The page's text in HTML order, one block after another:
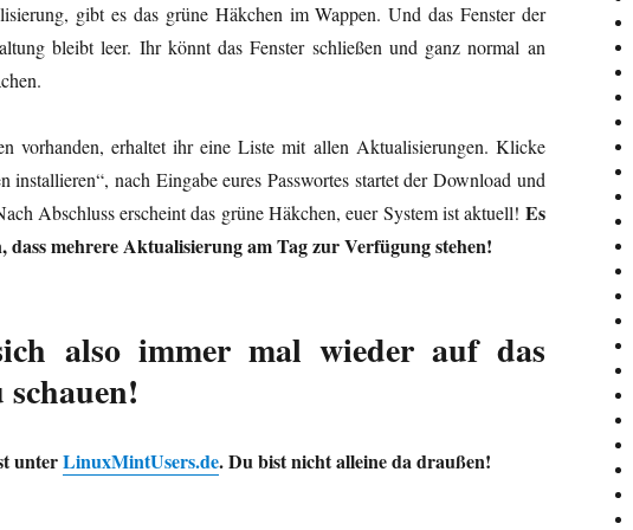
gibt es das grüne Häkchen im Wappen. Und das Fenster der
bleibt leer. Ihr könnt das Fenster schließen und ganz normal an
vorhanden, erhaltet ihr eine Liste mit allen Aktualisierungen. Klicke
installieren“, nach Eingabe eures Passwortes startet der Download und
Abschluss erscheint das grüne Häkchen, euer System ist aktuell! Es
dass mehrere Aktualisierung am Tag zur Verfügung stehen!
also immer mal wieder auf das
unterLinuxMintUsers.de. Du bist nicht alleine da draußen!